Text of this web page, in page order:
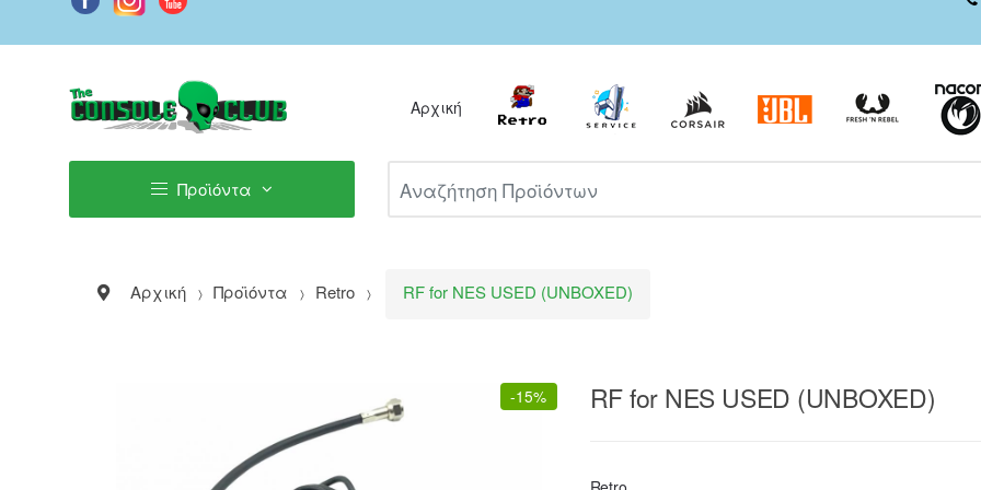
Αρχική
Προϊόντα
Αρχική Προϊόντα Retro RF for NES USED (UNBOXED)
-15% RF for NES USED (UNBOXED)